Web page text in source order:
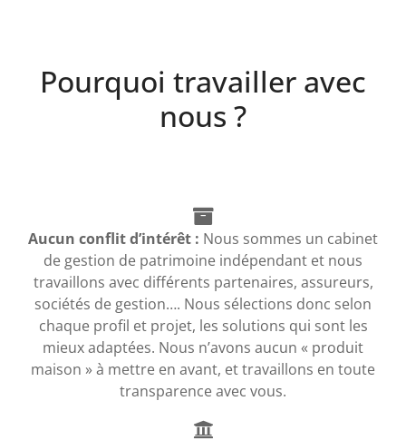
Pourquoi travailler avec
nous ?
Aucun conflit d’intérêt : Nous sommes un cabinet
de gestion de patrimoine indépendant et nous
travaillons avec différents partenaires, assureurs,
sociétés de gestion…. Nous sélections donc selon
chaque profil et projet, les solutions qui sont les
mieux adaptées. Nous n’avons aucun « produit
maison » à mettre en avant, et travaillons en toute
transparence avec vous.